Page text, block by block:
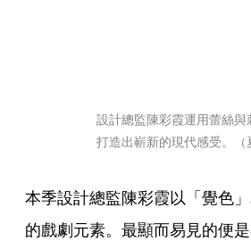
設計總監陳彩霞運用蕾絲
打造出嶄新的現代感受。（
本季設計總監陳彩霞以「覺色
的戲劇元素。最顯而易見的便